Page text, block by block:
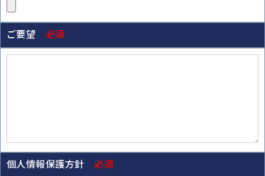
ご要望 必須
個人情報保護方針 必須